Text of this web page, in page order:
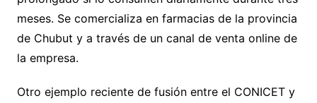
meses. Se comercializa en farmacias de la provincia
de Chubut y a través de un canal de venta online de
la empresa.
Otro ejemplo reciente de fusión entre el CONICET y